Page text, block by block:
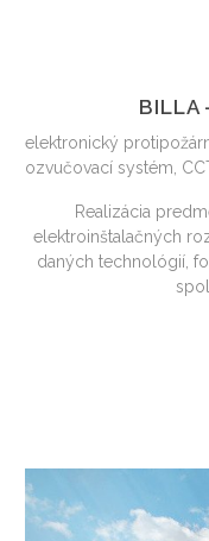
BILLA
elektronický
ozvučovací systém,
Realizácia
elektroinštalačných
daných technológií,